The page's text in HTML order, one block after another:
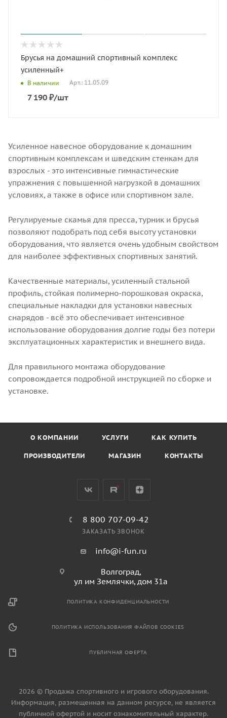
Брусья на домашний спортивный комплекс
усиленный+
В наличии Арт.: 11.05.09
7 190 ₽/шт
Усиленное навесное оборудование к домашним
спортивным комплексам и шведским стенкам для
взрослых - это интенсивные гимнастические
упражнения с повышенной нагрузкой в домашних
условиях, а также в офисе или спортивном зале.
Регулируемые скамья для пресса, турник и брусья
позволяют подобрать под себя высоту установки
оборудования, что является очень удобным свойством
для наиболее эффективных спортивных занятий.
Качественные материалы, усиленный стальной
профиль, стойкая полимерно-порошковая окраска,
специальные накладки для установки навесных
снарядов - всё это обеспечивает интенсивное
использование оборудования долгие годы без потери
эксплуатационных характеристик и внешнего вида.
Для правильного монтажа оборудование
сопровождается подробной инструкцией по сборке и
установке.
О КОМПАНИИ УСЛУГИ КАК КУПИТЬ
ПРОИЗВОДИТЕЛИ МАГАЗИН КОНТАКТЫ
8 800 707-09-42
ЗАКАЗАТЬ ЗВОНОК
info@i-fun.ru
Волгоград,
ул им Землячки, дом 31а
ПОЛИТИКА КОНФИДЕНЦИАЛЬНОСТИ
ПОЛИТИКА ИСПОЛЬЗОВАНИЯ ФАЙЛОВ COOKIES
ПУБЛИЧНАЯ ОФЕРТА
2026 © Продажа спортивного и игрового оборудования.
Информация, размещенная на данном ресурсе, не является
публичной офертой и носит ознакомительный характер.